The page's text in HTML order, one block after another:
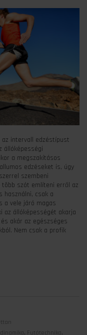
intervall edzéstípust
állóképességi
a megszakításos
edzéseket is, úgy
szembeni
szót említeni erről az
használni, csak a
a vele járó magas
az állóképességét akarja
akár az egészséges
Nem csak a profik
, Futótechnika,